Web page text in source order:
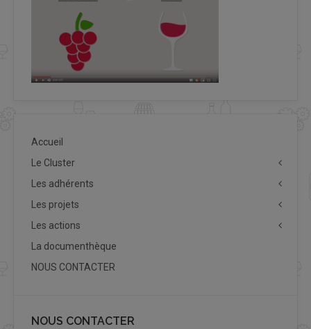
Accueil
Le Cluster
Les adhérents
Les projets
Les actions
La documenthèque
NOUS CONTACTER
NOUS CONTACTER